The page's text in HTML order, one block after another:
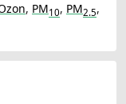
, PM10, PM2.5,